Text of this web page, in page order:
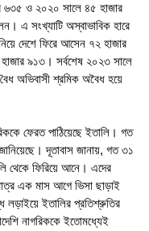
৬৩৫ ও ২০২০ সালে ৪৫ হাজার
এ সংখ্যাটি অস্বাভাবিক হারে
দেশে ফিরে আসেন ৭২ হাজার
৯১৩। সর্বশেষ ২০২৩ সালে
অভিবাসী শ্রমিক অবৈধ হয়ে
ফেরত পাঠিয়েছে ইতালি। গত
দূতাবাস জানায়, গত ৩১
থেকে ফিরিয়ে আনে। এদের
এক মাস আগে ভিসা ছাড়াই
লড়াইয়ে ইতালির প্রতিশ্রুতির
নাগরিককে ইতোমধ্যেই